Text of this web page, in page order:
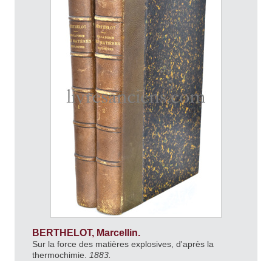
BERTHELOT, Marcellin.
Sur la force des matières explosives, d'après la
thermochimie.
1883.